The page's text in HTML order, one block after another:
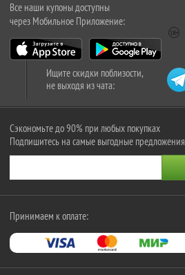
Все наши купоны доступны
через Мобильное Приложение:
Ищите скидки поблизости,
не выходя из чата:
Сэкономьте до 90% при любых покупках
Подпишитесь на самые выгодные предложения
Принимаем к оплате: